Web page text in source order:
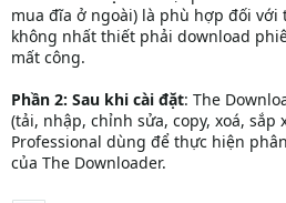
mua đĩa ở ngoài) là phù hợp đối
không nhất thiết phải download
mất công.
Phần 2: Sau khi cài đặt: The
(tải, nhập, chỉnh sửa, copy, xoá, sắp
Professional dùng để thực hiện
của The Downloader.